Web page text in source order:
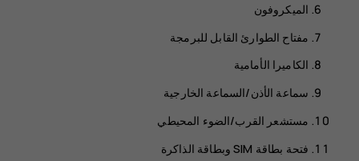
الميكروفون
‬‏‫‏‫مفتاح الطوارئ القابل للبرمجة
الكاميرا الأمامية
سماعة الأذن/السماعة الخارجية
‏‫مستشعر القرب/الضوء المحيطي
فتحة بطاقة SIM وبطاقة الذاكرة